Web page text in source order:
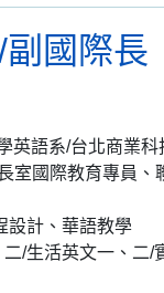
國際長
語系/台北商業科
室國際教育專員、
設計、華語教學
/生活英文一、二/